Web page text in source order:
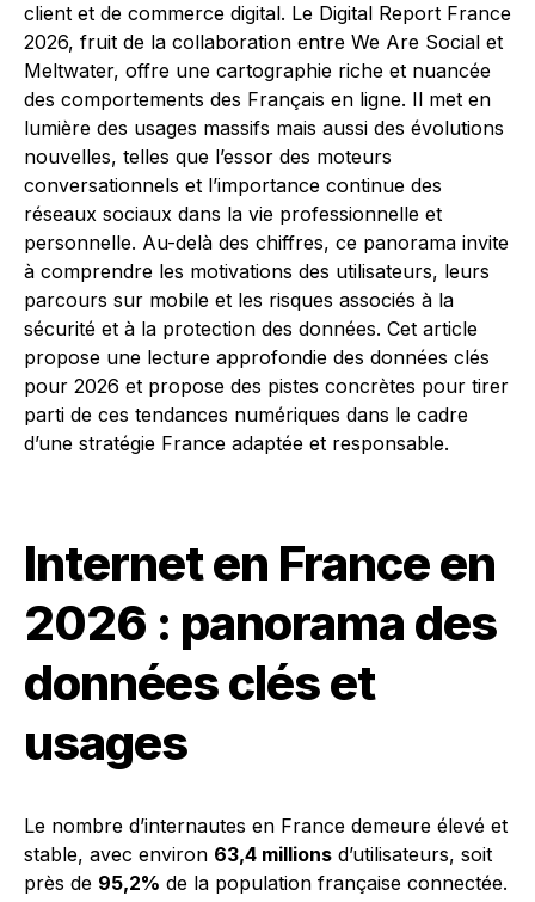
client et de commerce digital. Le Digital Report France
2026, fruit de la collaboration entre We Are Social et
Meltwater, offre une cartographie riche et nuancée
des comportements des Français en ligne. Il met en
lumière des usages massifs mais aussi des évolutions
nouvelles, telles que l’essor des moteurs
conversationnels et l’importance continue des
réseaux sociaux dans la vie professionnelle et
personnelle. Au-delà des chiffres, ce panorama invite
à comprendre les motivations des utilisateurs, leurs
parcours sur mobile et les risques associés à la
sécurité et à la protection des données. Cet article
propose une lecture approfondie des données clés
pour 2026 et propose des pistes concrètes pour tirer
parti de ces tendances numériques dans le cadre
d’une stratégie France adaptée et responsable.
Internet en France en
2026 : panorama des
données clés et
usages
Le nombre d’internautes en France demeure élevé et
stable, avec environ 63,4 millions d’utilisateurs, soit
près de 95,2% de la population française connectée.